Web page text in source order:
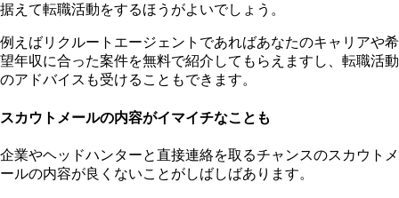
据えて転職活動をするほうがよいでしょう。
例えばリクルートエージェントであればあなたのキャリアや希
望年収に合った案件を無料で紹介してもらえますし、転職活動
のアドバイスも受けることもできます。
スカウトメールの内容がイマイチなことも
企業やヘッドハンターと直接連絡を取るチャンスのスカウトメ
ールの内容が良くないことがしばしばあります。